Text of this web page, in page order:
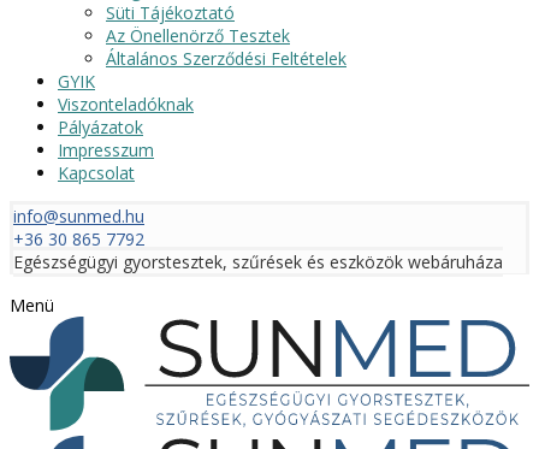
Süti Tájékoztató
Az Önellenörző Tesztek
Általános Szerződési Feltételek
GYIK
Viszonteladóknak
Pályázatok
Impresszum
Kapcsolat
info@sunmed.hu
+36 30 865 7792
Egészségügyi gyorstesztek, szűrések és eszközök webáruháza
Menü